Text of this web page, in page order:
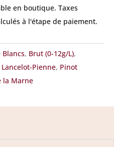
en boutique. Taxes
à l'étape de paiement.
Blancs, Brut (0-12g/L),
Lancelot-Pienne, Pinot
la Marne